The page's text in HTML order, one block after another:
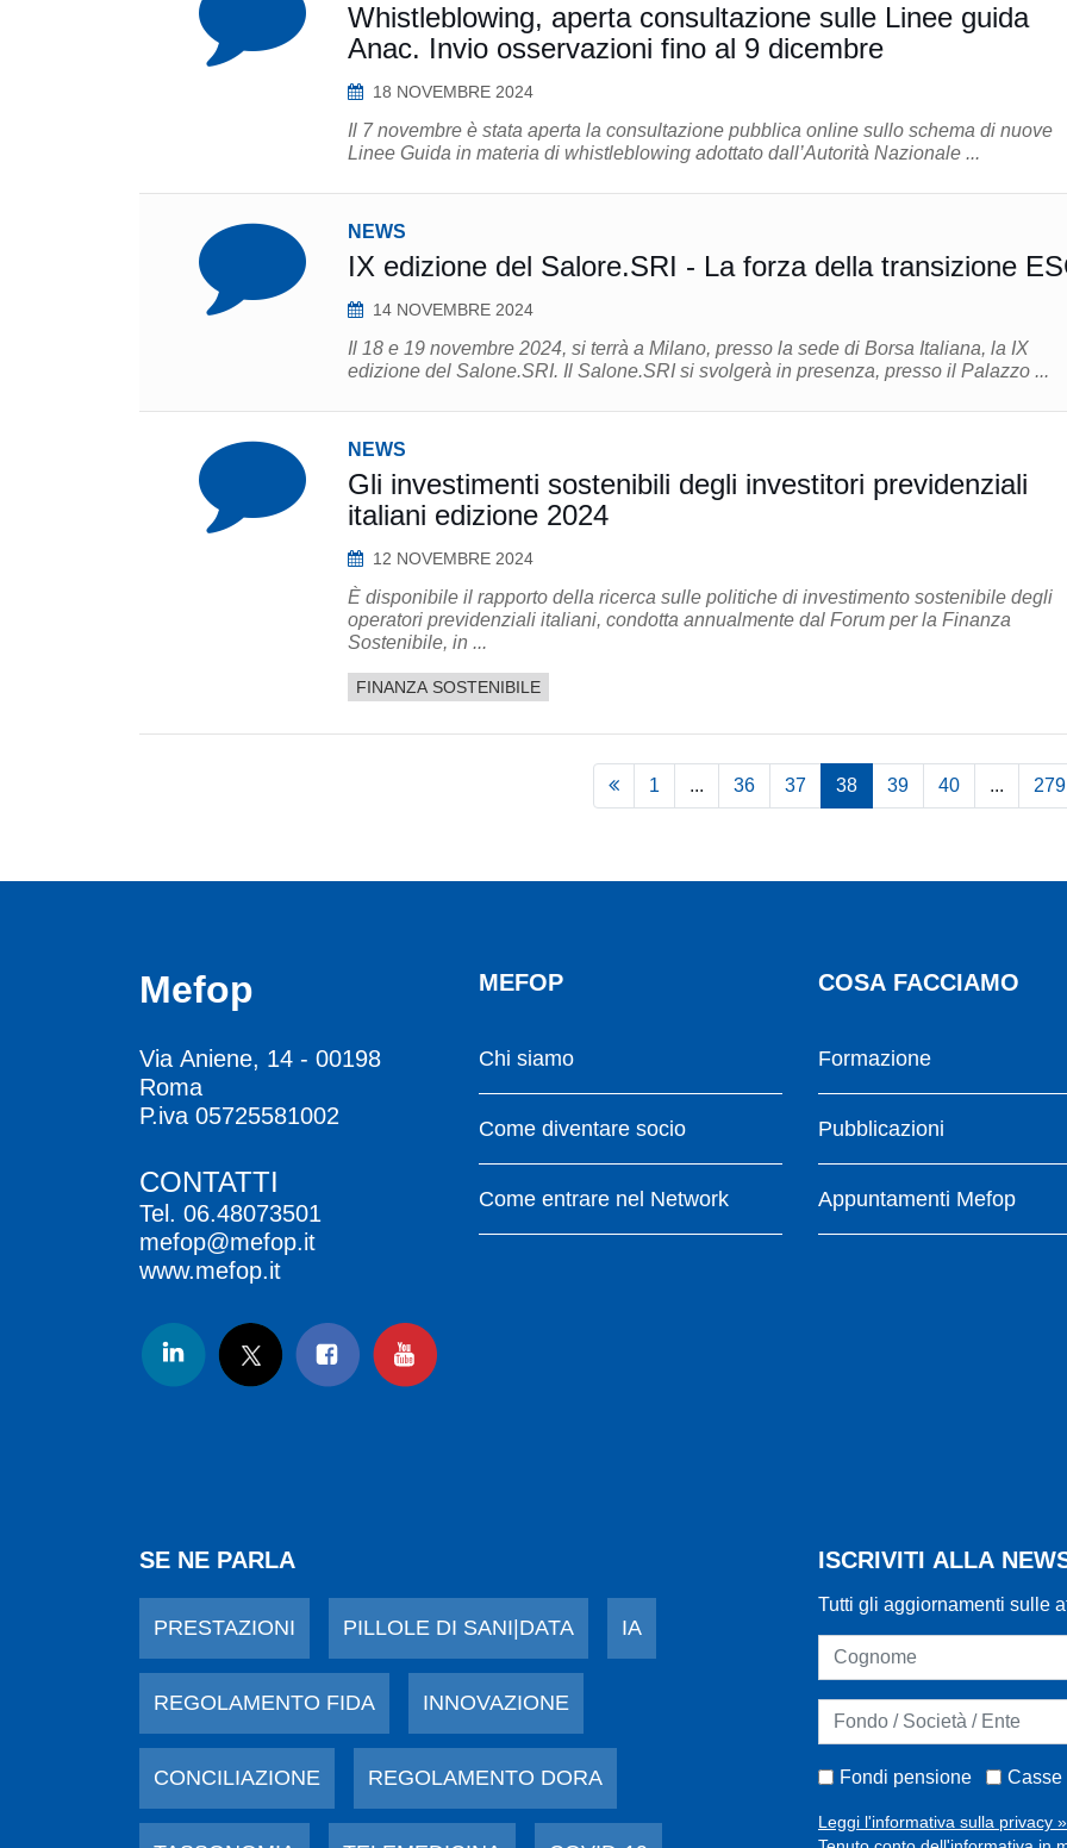
Whistleblowing, aperta consultazione sulle Linee guida
Anac. Invio osservazioni fino al 9 dicembre
18 NOVEMBRE 2024
Il 7 novembre è stata aperta la consultazione pubblica online sullo schema di nuove
Linee Guida in materia di whistleblowing adottato dall’Autorità Nazionale ...
NEWS
IX edizione del Salore.SRI - La forza della transizione
14 NOVEMBRE 2024
Il 18 e 19 novembre 2024, si terrà a Milano, presso la sede di Borsa Italiana, la IX
edizione del Salone.SRI. Il Salone.SRI si svolgerà in presenza, presso il Palazzo ...
NEWS
Gli investimenti sostenibili degli investitori previdenziali
italiani edizione 2024
12 NOVEMBRE 2024
È disponibile il rapporto della ricerca sulle politiche di investimento sostenibile degli
operatori previdenziali italiani, condotta annualmente dal Forum per la Finanza
Sostenibile, in ...
FINANZA SOSTENIBILE
1 ... 36 37 38 39 40 ... 279
Mefop
Via Aniene, 14 - 00198
Roma
P.iva 05725581002
CONTATTI
Tel. 06.48073501
mefop@mefop.it
www.mefop.it
MEFOP
Chi siamo
Come diventare socio
Come entrare nel Network
COSA FACCIAMO
Formazione
Pubblicazioni
Appuntamenti Mefop
SE NE PARLA
PRESTAZIONI PILLOLE DI SANI|DATA IA
REGOLAMENTO FIDA INNOVAZIONE
CONCILIAZIONE REGOLAMENTO DORA
ISCRIVITI ALLA
Tutti gli aggiornamenti sulle
Fondi pensione Casse
Leggi l'informativa sulla privacy »